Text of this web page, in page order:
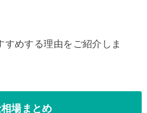
めする理由をご紹介しま
場まとめ